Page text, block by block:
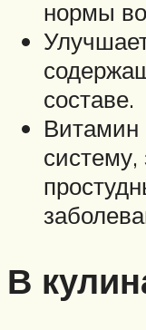
нормы
составе.
Витамин
В